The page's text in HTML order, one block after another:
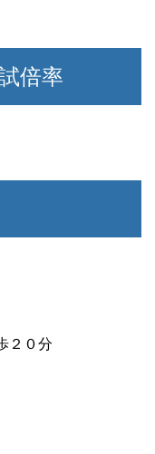
倍率
２０分